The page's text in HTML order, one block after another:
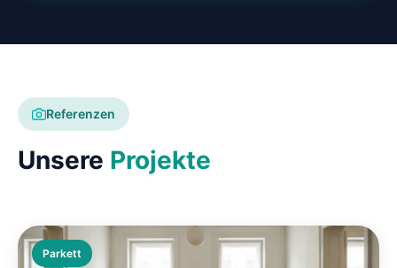
Referenzen
Unsere Projekte
Parkett